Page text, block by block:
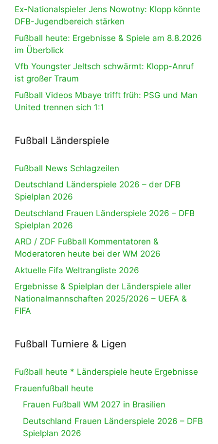
Ex-Nationalspieler Jens Nowotny: Klopp könnte
DFB-Jugendbereich stärken
Fußball heute: Ergebnisse & Spiele am 8.8.2026
im Überblick
Vfb Youngster Jeltsch schwärmt: Klopp-Anruf
ist großer Traum
Fußball Videos Mbaye trifft früh: PSG und Man
United trennen sich 1:1
Fußball Länderspiele
Fußball News Schlagzeilen
Deutschland Länderspiele 2026 – der DFB
Spielplan 2026
Deutschland Frauen Länderspiele 2026 – DFB
Spielplan 2026
ARD / ZDF Fußball Kommentatoren &
Moderatoren heute bei der WM 2026
Aktuelle Fifa Weltrangliste 2026
Ergebnisse & Spielplan der Länderspiele aller
Nationalmannschaften 2025/2026 – UEFA &
FIFA
Fußball Turniere & Ligen
Fußball heute * Länderspiele heute Ergebnisse
Frauenfußball heute
Frauen Fußball WM 2027 in Brasilien
Deutschland Frauen Länderspiele 2026 – DFB
Spielplan 2026